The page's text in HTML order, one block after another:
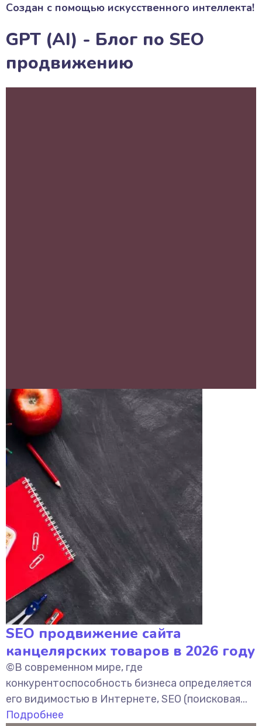
Создан с помощью искусственного интеллекта!
GPT (AI) - Блог по SEO
продвижению
SEO продвижение сайта
канцелярских товаров в 2026 году
©В современном мире, где
конкурентоспособность бизнеса определяется
его видимостью в Интернете, SEO (поисковая...
Подробнее